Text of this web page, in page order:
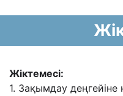
Жіктемесі:
1. Зақымдау деңгейіне